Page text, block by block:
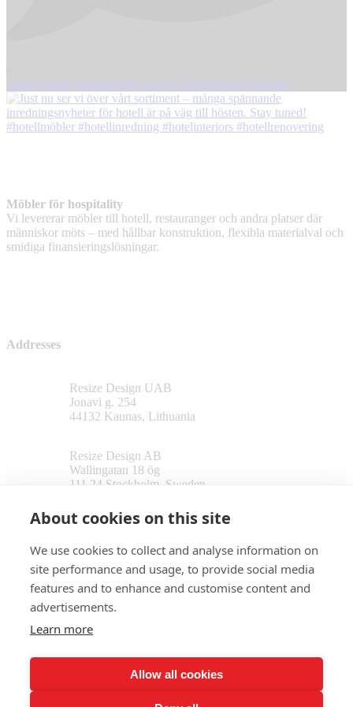
About cookies on this site
We use cookies to collect and analyse information on
site performance and usage, to provide social media
features and to enhance and customise content and
advertisements.
Learn more
Allow all cookies
Open post by resizedesign with ID 18093652070334392
Möbler för hospitality
Vi levererar möbler till hotell, restauranger och andra platser där
människor möts – med hållbar konstruktion, flexibla materialval och
smidiga finansieringslösningar.
Addresses
Resize Design UAB
Jonavi g. 254
44132 Kaunas, Lithuania
Resize Design AB
Wallingatan 18 ög
111 24 Stockholm, Sweden
Follow us
Contact us
info@resizedesign.se